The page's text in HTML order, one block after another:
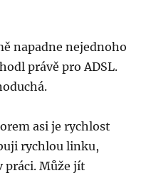
napadne nejednoho
právě pro ADSL.
asi je rychlost
rychlou linku,
práci. Může jít